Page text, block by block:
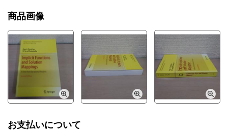
商品画像
お支払いについて